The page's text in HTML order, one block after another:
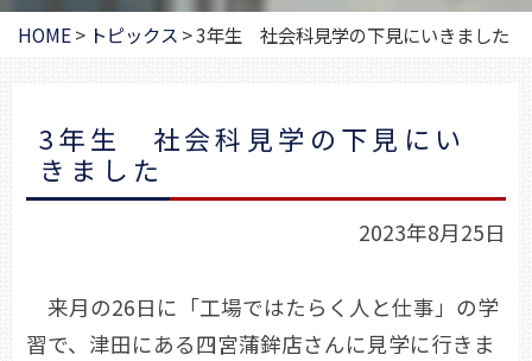
HOME> トピックス >3年生 社会科見学の下見にいきました
3年生 社会科見学の下見にい
きました
2023年8月25日
来月の26日に「工場ではたらく人と仕事」の学
習で、津田にある四宮蒲鉾店さんに見学に行きま